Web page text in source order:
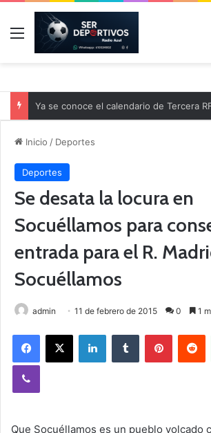
Menú
Ya se conoce el calendario de Tercera
Inicio / Deportes
Deportes
Se desata la locura en
Socuéllamos para
entrada para el R.
Socuéllamos
admin 11 de febrero de 2015 0 1
Que Socuéllamos es un pueblo volcado